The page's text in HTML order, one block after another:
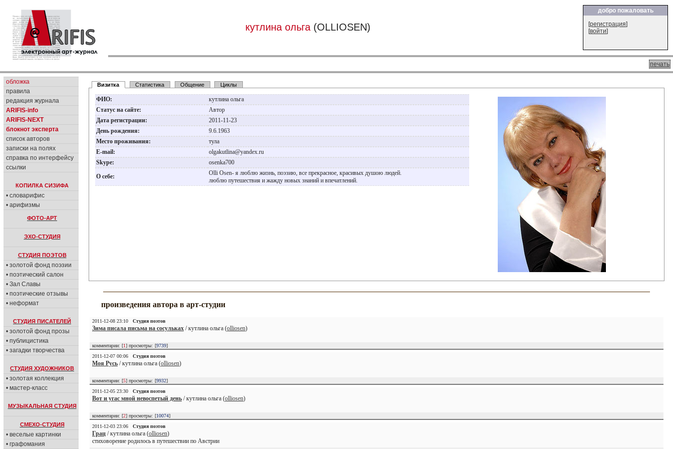
кутлина ольга(OLLIOSEN)
добро пожаловать
[регистрация]
[войти]
печать
обложка
правила
редакция журнала
ARIFIS-info
ARIFIS-NEXT
блокнот эксперта
список авторов
записки на полях
справка по интерфейсу
ссылки
КОПИЛКА СИЗИФА
• словарифис
• арифизмы
ФОТО-АРТ
ЭХО-СТУДИЯ
СТУДИЯ ПОЭТОВ
• золотой фонд поэзии
• поэтический салон
• Зал Славы
• поэтические отзывы
• неформат
СТУДИЯ ПИСАТЕЛЕЙ
• золотой фонд прозы
• публицистика
• загадки творчества
СТУДИЯ ХУДОЖНИКОВ
• золотая коллекция
• мастер-класс
МУЗЫКАЛЬНАЯ СТУДИЯ
СМЕХО-СТУДИЯ
• веселые картинки
• графомания
Визитка Статистика Общение Циклы
ФИО:
кутлина ольга
Статус на сайте:
Автор
Дата регистрации:
2011-11-23
День рождения:
9.6.1963
Место проживания:
тула
E-mail:
olgakutlina@yandex.ru
Skype:
osenka700
О себе:
Olli Osen- я люблю жизнь, поэзию, все прекрасное, красивых душою людей.
люблю путешествия и жажду новых знаний и впечатлений.
произведения автора в арт-студии
2011-12-08 23:10 Студия поэтов
Зима писала письма на сосульках / кутлина ольга (olliosen)
комментарии: [1] просмотры: [9739]
2011-12-07 00:06
Студия поэтов
Моя Русь / кутлина ольга (olliosen)
комментарии: [5] просмотры: [9932]
2011-12-05 23:30
Студия поэтов
Вот и угас мной невоспетый день / кутлина ольга (olliosen)
комментарии: [2] просмотры: [10074]
2011-12-03 23:06
Студия поэтов
Грац / кутлина ольга (olliosen)
стиховорение родилось в путешествии по Австрии